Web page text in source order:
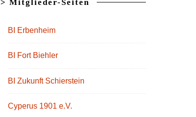
> Mitglieder-Seiten
BI Erbenheim
BI Fort Biehler
BI Zukunft Schierstein
Cyperus 1901 e.V.